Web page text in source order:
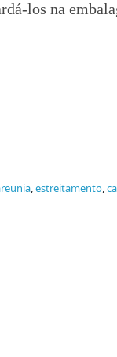
los na
,estreitamento,